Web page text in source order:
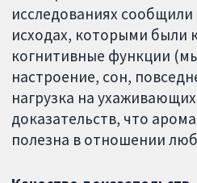
исследованиях
исходах, которыми были
когнитивные функции
настроение, сон,
нагрузка на
доказательств, что
полезна в отношении